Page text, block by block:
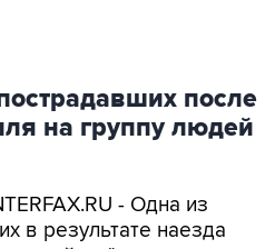
после
на группу людей
- Одна из
в результате наезда